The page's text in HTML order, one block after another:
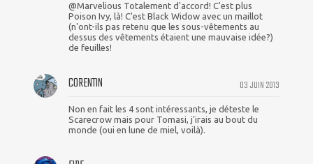
@Marvelious Totalement d'accord! C'est plus
Poison Ivy, là! C'est Black Widow avec un maillot
(n'ont-ils pas retenu que les sous-vêtements au
dessus des vêtements étaient une mauvaise idée?)
de feuilles!
03 JUIN 2013
CORENTIN
Non en fait les 4 sont intéressants, je déteste le
Scarecrow mais pour Tomasi, j'irais au bout du
monde (oui en lune de miel, voilà).